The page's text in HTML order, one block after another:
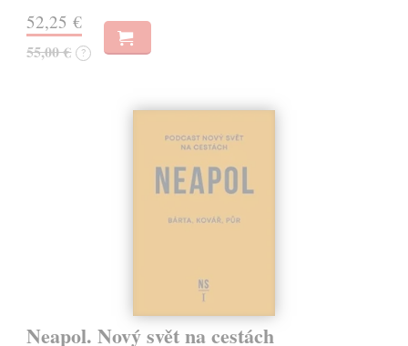
52,25 €
55,00 € ?
Neapol. Nový svět na cestách